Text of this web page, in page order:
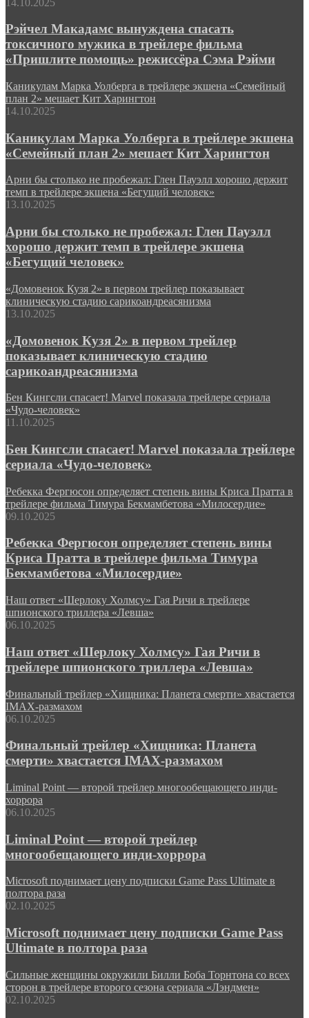
Рэйчел Макадамс вынуждена спасать
токсичного мужика в трейлере фильма
«Пришлите помощь» режиссёра Сэма Рэйми
Каникулам Марка Уолберга в трейлере экшена «Семейный
план 2» мешает Кит Харингтон
14.10.2025
Каникулам Марка Уолберга в трейлере экшена
«Семейный план 2» мешает Кит Харингтон
Арни бы столько не пробежал: Глен Пауэлл хорошо держит
темп в трейлере экшена «Бегущий человек»
13.10.2025
Арни бы столько не пробежал: Глен Пауэлл
хорошо держит темп в трейлере экшена
«Бегущий человек»
«Домовенок Кузя 2» в первом трейлер показывает
клиническую стадию сарикоандреасянизма
13.10.2025
«Домовенок Кузя 2» в первом трейлер
показывает клиническую стадию
сарикоандреасянизма
Бен Кингсли спасает! Marvel показала трейлере сериала
«Чудо-человек»
11.10.2025
Бен Кингсли спасает! Marvel показала трейлере
сериала «Чудо-человек»
Ребекка Фергюсон определяет степень вины Криса Пратта в
трейлере фильма Тимура Бекмамбетова «Милосердие»
09.10.2025
Ребекка Фергюсон определяет степень вины
Криса Пратта в трейлере фильма Тимура
Бекмамбетова «Милосердие»
Наш ответ «Шерлоку Холмсу» Гая Ричи в трейлере
шпионского триллера «Левша»
06.10.2025
Наш ответ «Шерлоку Холмсу» Гая Ричи в
трейлере шпионского триллера «Левша»
Финальный трейлер «Хищника: Планета смерти» хвастается
IMAX-размахом
06.10.2025
Финальный трейлер «Хищника: Планета
смерти» хвастается IMAX-размахом
Liminal Point — второй трейлер многообещающего инди-
хоррора
06.10.2025
Liminal Point — второй трейлер
многообещающего инди-хоррора
Microsoft поднимает цену подписки Game Pass Ultimate в
полтора раза
02.10.2025
Microsoft поднимает цену подписки Game Pass
Ultimate в полтора раза
Сильные женщины окружили Билли Боба Торнтона со всех
сторон в трейлере второго сезона сериала «Лэндмен»
02.10.2025